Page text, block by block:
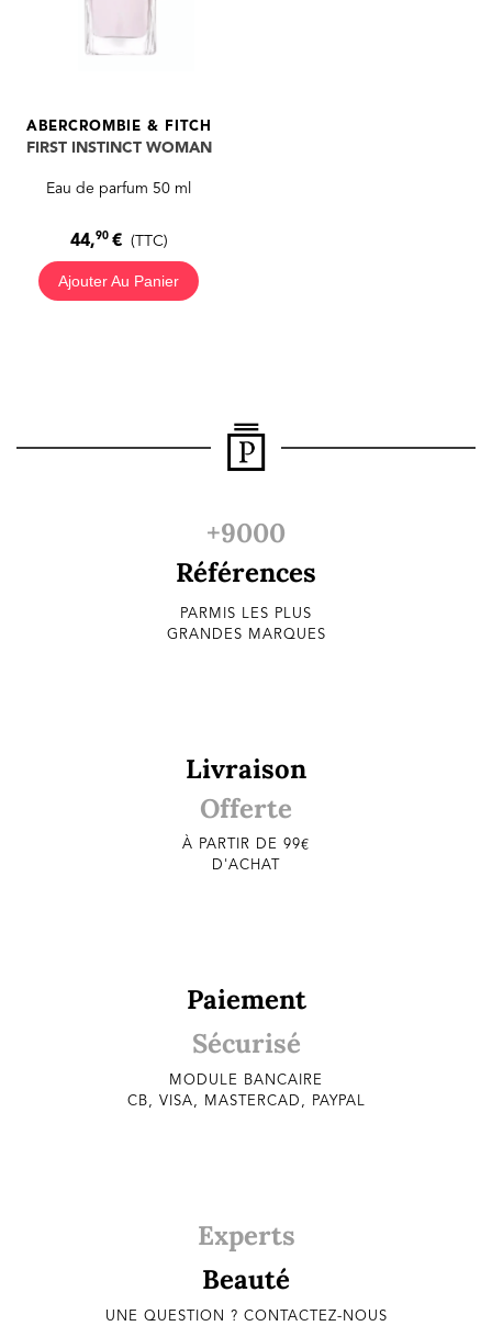
ABERCROMBIE & FITCH
FIRST INSTINCT WOMAN
Eau de parfum 50 ml
44,90 € (TTC)
Ajouter Au Panier
+9000
Références
PARMIS LES PLUS
GRANDES MARQUES
Livraison
Offerte
À PARTIR DE 99€
D'ACHAT
Paiement
Sécurisé
MODULE BANCAIRE
CB, VISA, MASTERCAD, PAYPAL
Experts
Beauté
UNE QUESTION ? CONTACTEZ-NOUS